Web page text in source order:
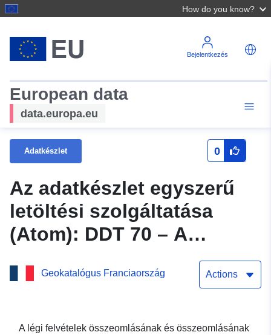
How do you know?
Bejelentkezés
European data
data.europa.eu
Adatkészlet 0
Az adatkészlet egyszerű
letöltési szolgáltatása
(Atom): DDT 70 – A
lezuhanó és összeomló
ortofotó-indexek területei
Geokatalógus Franciaország Actions
A légi felvételek összeomlásának és összeomlásának